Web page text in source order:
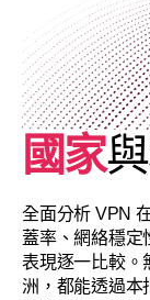
國家
全面分析 VPN
蓋率、網絡穩定
表現逐一比較。
洲，都能透過本